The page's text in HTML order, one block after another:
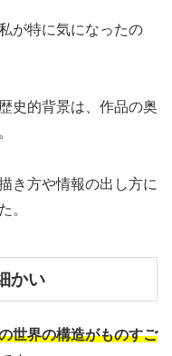
が特に気になったの
史的背景は、作品の奥
き方や情報の出し方に
。
かい
世界の構造がものすご